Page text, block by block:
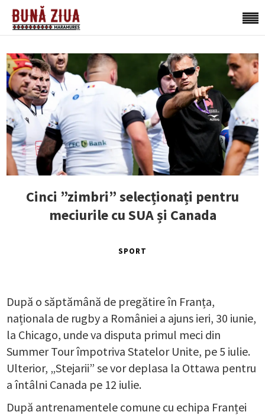
Cinci ”zimbri” selecționați pentru
meciurile cu SUA și Canada
SPORT
După o săptămână de pregătire în Franța,
naționala de rugby a României a ajuns ieri, 30 iunie,
la Chicago, unde va disputa primul meci din
Summer Tour împotriva Statelor Unite, pe 5 iulie.
Ulterior, „Stejarii” se vor deplasa la Ottawa pentru
a întâlni Canada pe 12 iulie.
După antrenamentele comune cu echipa Franței